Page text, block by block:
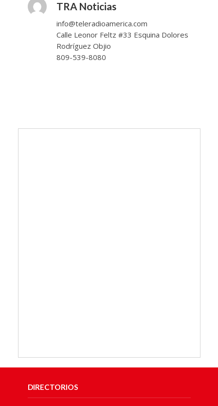
TRA Noticias
info@teleradioamerica.com
Calle Leonor Feltz #33 Esquina Dolores
Rodríguez Objio
809-539-8080
DIRECTORIOS